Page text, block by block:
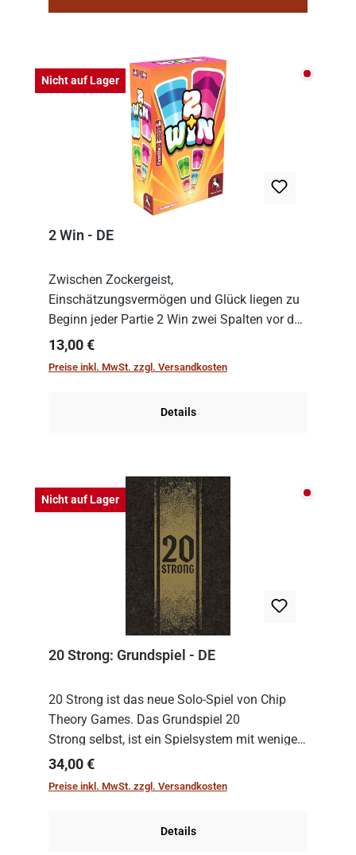
Nicht auf Lager Nicht
2 Win - DE
Zwischen Zockergeist,
Einschätzungsvermögen und Glück liegen zu
Beginn jeder Partie 2 Win zwei Spalten vor den
Spielenden aus, die es in die Höhe zu treiben
gilt. Doch das geht natürlich nur, solange man
Regulärer Preis:
13,00 €
Preise inkl. MwSt. zzgl. Versandkosten
Details
Nicht auf Lager Nicht
20 Strong: Grundspiel - DE
20 Strong ist das neue Solo-Spiel von Chip
Theory Games. Das Grundspiel 20
Strong selbst, ist ein Spielsystem mit wenigen,
einfachen Regeln. Um es zu spielen, muss es
immer mit einem Themenset ergänzt werden.
Regulärer Preis:
34,00 €
Preise inkl. MwSt. zzgl. Versandkosten
Details